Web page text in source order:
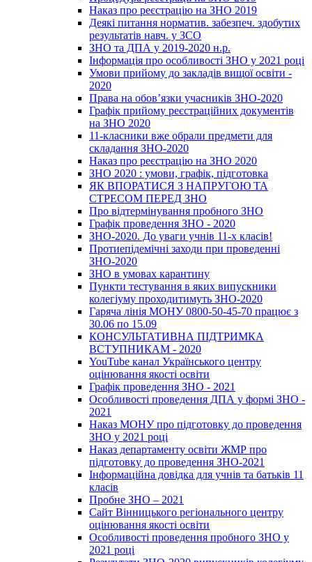
Наказ про реєстрацію на ЗНО 2019
Деякі питання норматив. забезпеч. здобутих
результатів навч. у ЗСО
ЗНО та ДПА у 2019-2020 н.р.
Інформація про особливості ЗНО у 2021 році
Умови прийому до закладів вищої освіти -
2020
Права на обов’язки учасників ЗНО-2020
Графік прийому реєстраційних документів
на ЗНО 2020
11-класники вже обрали предмети для
складання ЗНО-2020
Наказ про реєстрацію на ЗНО 2020
ЗНО 2020 : умови, графік, підготовка
ЯК ВПОРАТИСЯ З НАПРУГОЮ ТА
СТРЕСОМ ПЕРЕД ЗНО
Про відтермінування пробного ЗНО
Графік проведення ЗНО - 2020
ЗНО-2020. До уваги учнів 11-х класів!
Протиепідемічні заходи при проведенні
ЗНО-2020
ЗНО в умовах карантину
Пункти тестування в яких випускники
колегіуму проходитимуть ЗНО-2020
Гаряча лінія МОНУ 0800-50-45-70 працює з
30.06 по 15.09
КОНСУЛЬТАТИВНА ПІДТРИМКА
ВСТУПНИКАМ - 2020
YouTube канал Українського центру
оцінювання якості освіти
Графік проведення ЗНО - 2021
Особливості проведення ДПА у формі ЗНО -
2021
Наказ МОНУ про підготовку до проведення
ЗНО у 2021 році
Наказ департаменту освіти ЖМР про
підготовку до проведення ЗНО-2021
Інформаційна довідка для учнів та батьків 11
класів
Пробне ЗНО – 2021
Сайт Вінницького регіонального центру
оцінювання якості освіти
Особливості проведення пробного ЗНО у
2021 році